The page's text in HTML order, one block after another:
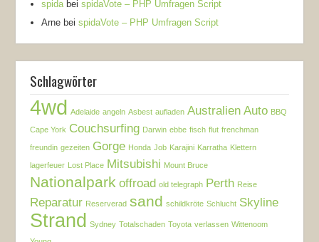
spidabeispidaVote – PHP Umfragen Script
Arne beispidaVote – PHP Umfragen Script
Schlagwörter
4wd Adelaide angeln Asbest aufladen Australien Auto BBQ
Cape York Couchsurfing Darwin ebbe fisch flut frenchman
freundin gezeiten Gorge Honda Job Karajini Karratha Klettern
lagerfeuer Lost Place Mitsubishi Mount Bruce
Nationalpark offroad old telegraph Perth Reise
Reparatur Reserverad sand schildkröte Schlucht Skyline
Strand Sydney Totalschaden Toyota verlassen Wittenoom